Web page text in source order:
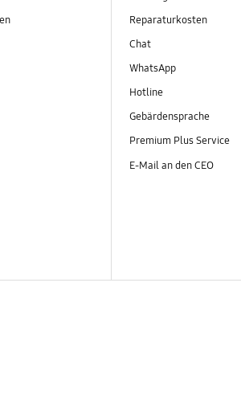
Reparaturkosten
Chat
WhatsApp
Hotline
Gebärdensprache
Premium Plus Service
E-Mail an den CEO